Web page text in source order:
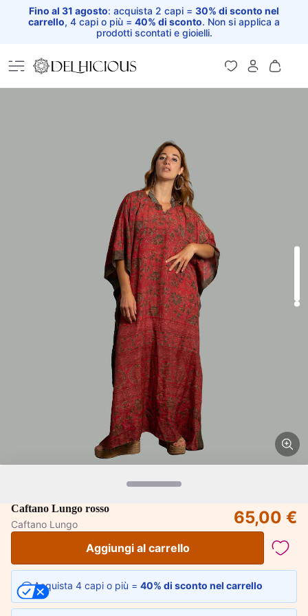
Fino al 31 agosto: acquista 2 capi = 30% di sconto nel
carrello, 4 capi o più = 40% di sconto. Non si applica a
prodotti scontati e gioielli.
Home
Caftano Lungo rosso
Caftano Lungo
65,00 €
Aggiungi al carrello
Acquista 4 capi o più = 40% di sconto nel carrello